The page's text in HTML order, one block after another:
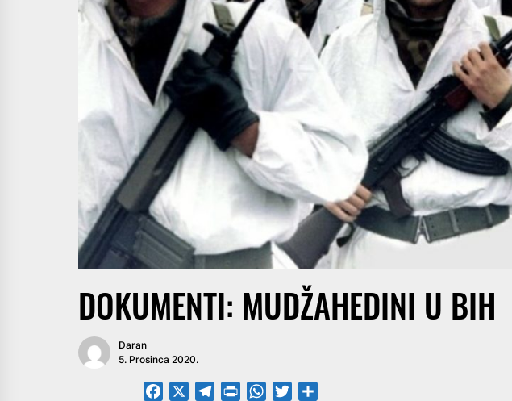
DOKUMENTI: MUDŽAHEDINI U BIH
Daran
5. Prosinca 2020.
FacebookTelegramPrintFriendly
WhatsApp
Twitter